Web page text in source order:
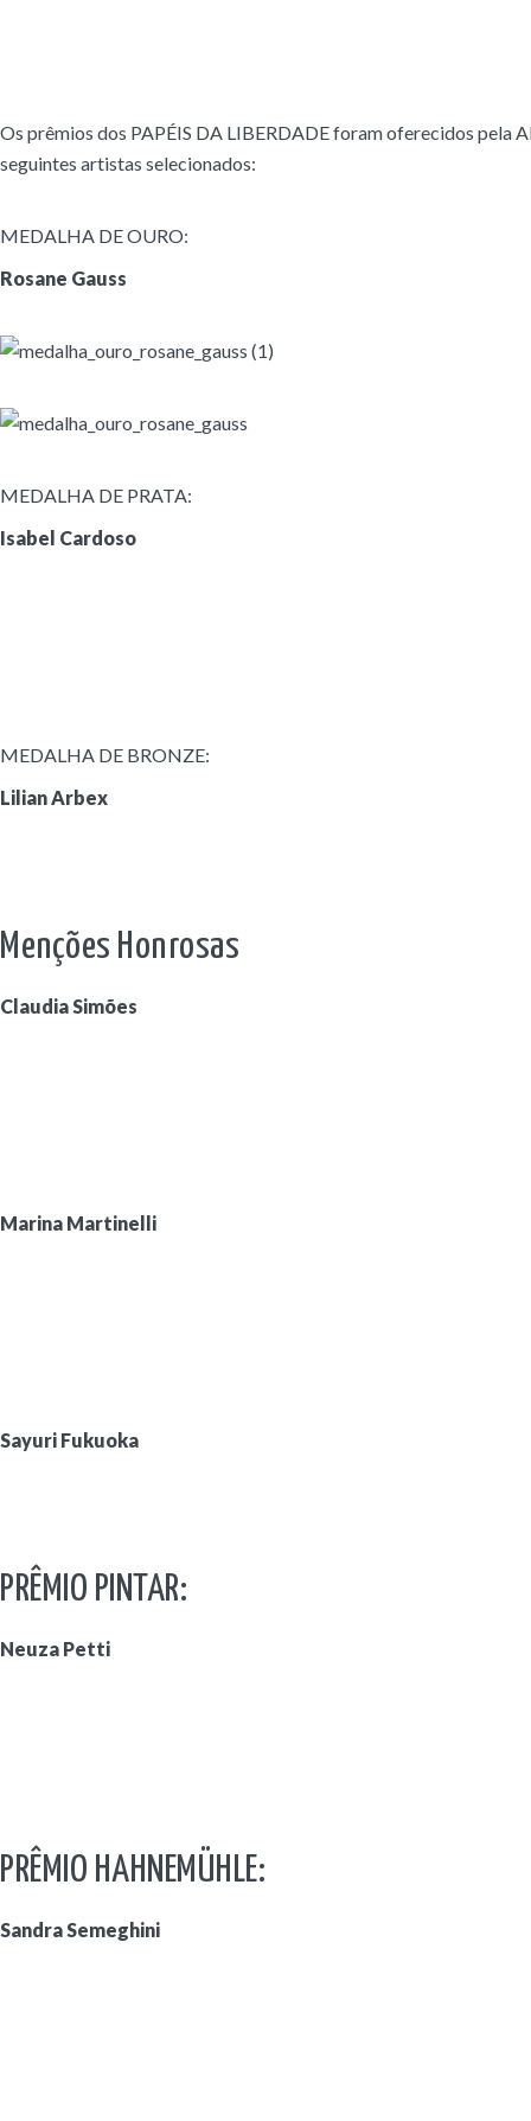
Os prêmios dos PAPÉIS DA LIBERDADE foram oferecidos pela
seguintes artistas selecionados:
MEDALHA DE OURO:
Rosane Gauss
MEDALHA DE PRATA:
Isabel Cardoso
MEDALHA DE BRONZE:
Lilian Arbex
Menções Honrosas
Claudia Simões
Marina Martinelli
Sayuri Fukuoka
PRÊMIO PINTAR:
Neuza Petti
PRÊMIO HAHNEMÜHLE:
Sandra Semeghini